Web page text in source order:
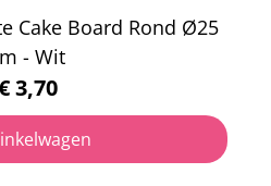
Cake Board Rond Ø25
- Wit
3,70